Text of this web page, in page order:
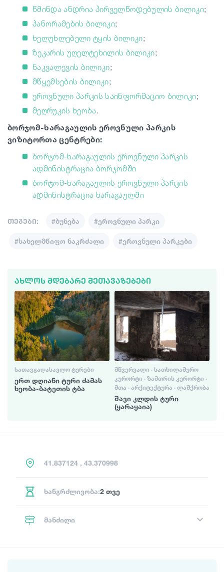
წმინდა ანდრია პირველწოდებულის ბილიკი;
პანორამების ბილიკი;
ხელუხლებელი ტყის ბილიკი;
ზეკარის უღელტეხილის ბილიკი;
ნაკვალევის ბილიკი;
მწყემსების ბილიკი;
ეროვნული პარკის საინფორმაციო ბილიკი;
მეღრუკის ხეობა.
ბორჯომ-ხარაგაულის ეროვნული პარკის
ვიზიტორთა ცენტრები:
ბორჯომ-ხარაგაულის ეროვნული პარკის
ადმინისტრაცია ბორჯომში
ბორჯომ-ხარაგაულის ეროვნული პარკის
ადმინისტრაცია ხარაგაულში
თეგები: #ბუნება #ეროვნული პარკი
#სახელმწიფო ნაკრძალი #ეროვნული პარკები
ᲐᲮᲚᲝᲡ ᲛᲓᲔᲑᲐᲠᲔ ᲨᲔᲗᲐᲕᲐᲖᲔᲑᲔᲑᲘ
ᲡᲐᲗᲐᲕᲒᲐᲓᲐᲡᲐᲕᲚᲝ ᲢᲣᲠᲔᲑᲘ
ერთ დღიანი ტური ძამას
ხეობა-ბატეთის ტბა
ᲛᲬᲕᲔᲠᲕᲐᲚᲘ · ᲡᲐᲗᲮᲘᲚᲐᲛᲣᲠᲝ
ᲙᲣᲠᲝᲠᲢᲘ · ᲖᲐᲛᲗᲠᲘᲡ ᲙᲣᲠᲝᲠᲢᲘ ·
ᲛᲗᲐ · ᲐᲠᲥᲘᲢᲔᲥᲢᲣᲠᲐ · ᲚᲐᲨᲥᲠᲝᲑᲐ
შავი კლდის ტური
(ყარაყაია)
41.837124 , 43.370998
ხანგრძლივობა:2 თვე
მანძილი